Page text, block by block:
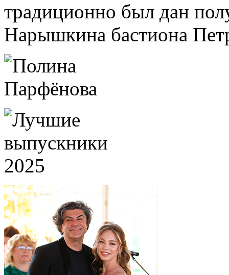
традиционно был дан
Нарышкина бастиона